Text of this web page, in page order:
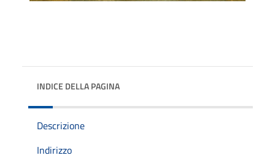
INDICE DELLA PAGINA
Descrizione
Indirizzo